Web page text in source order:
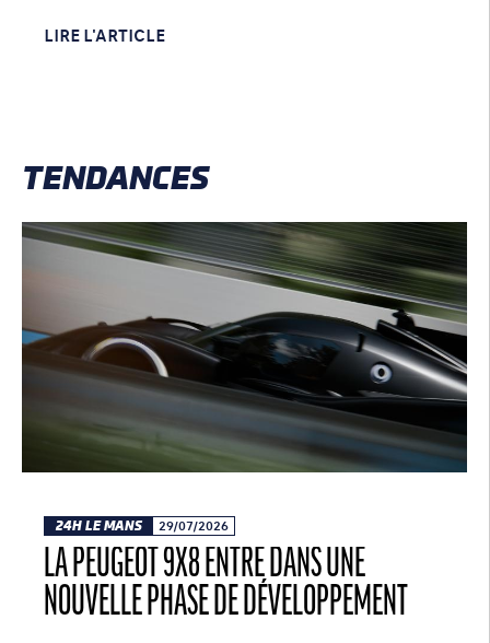
TENDANCES
24H LE MANS 29/07/2026
LA PEUGEOT 9X8 ENTRE DANS UNE
NOUVELLE PHASE DE DÉVELOPPEMENT
LIRE L'ARTICLE